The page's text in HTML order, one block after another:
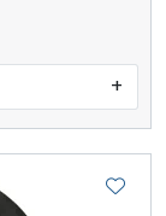
+